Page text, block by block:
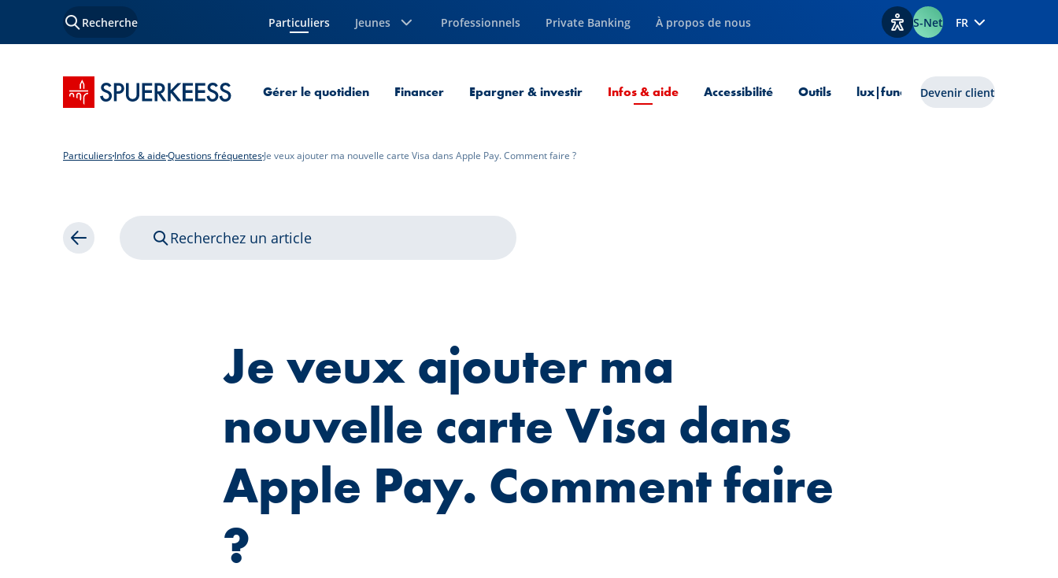
Recherche Particuliers
Page courante Jeunes Professionnels Private Banking À propos de nous Afficher les options
S-Net FR
Accueil SPUERKEESS Gérer le quotidien Financer Epargner & investir Infos & aidePage courante
Accessibilité Outils lux|funds Devenir client
ParticuliersInfos & aideQuestions fréquentesJe veux ajouter ma nouvelle carte Visa dans Apple Pay. Comment faire ?
Retour Recherchez un article
Je veux ajouter ma
nouvelle carte Visa dans
Apple Pay. Comment faire
?